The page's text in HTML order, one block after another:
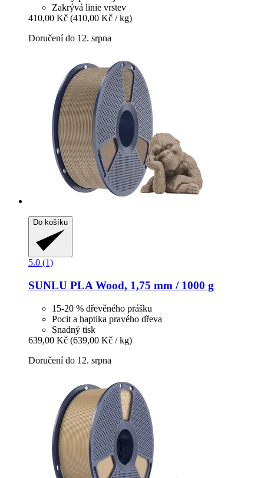
Zakrývá linie vrstev
410,00 Kč (410,00 Kč / kg)
Doručení do 12. srpna
Do košíku
5.0 (1)
SUNLU PLA Wood, 1,75 mm / 1000 g
15-20 % dřevěného prášku
Pocit a haptika pravého dřeva
Snadný tisk
639,00 Kč (639,00 Kč / kg)
Doručení do 12. srpna